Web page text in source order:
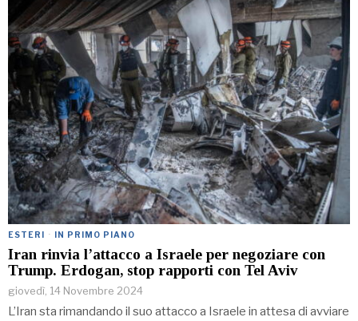
ESTERI · IN PRIMO PIANO
Iran rinvia l’attacco a Israele per negoziare con
Trump. Erdogan, stop rapporti con Tel Aviv
giovedì, 14 Novembre 2024
L’Iran sta rimandando il suo attacco a Israele in attesa di avviare